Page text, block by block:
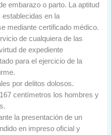
embarazo o parto. La aptitud
en la
mediante certificado médico.
de cualquiera de las
de expediente
para el ejercicio de la
por delitos dolosos.
centímetros los hombres y
la presentación de un
en impreso oficial y